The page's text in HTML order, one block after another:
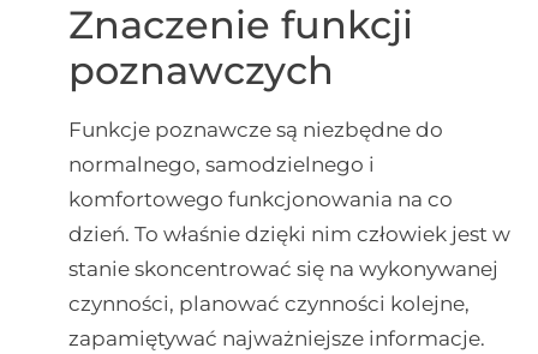
Znaczenie funkcji
poznawczych
Funkcje poznawcze są niezbędne do
normalnego, samodzielnego i
komfortowego funkcjonowania na co
dzień. To właśnie dzięki nim człowiek jest w
stanie skoncentrować się na wykonywanej
czynności, planować czynności kolejne,
zapamiętywać najważniejsze informacje.